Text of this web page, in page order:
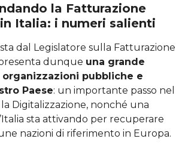
la Fatturazione
Italia: i numeri salienti
dal Legislatore sulla Fatturazione
dunque una grande
organizzazioni pubbliche e
Paese: un importante passo nel
Digitalizzazione, nonché una
sta attivando per recuperare
nazioni di riferimento in Europa.